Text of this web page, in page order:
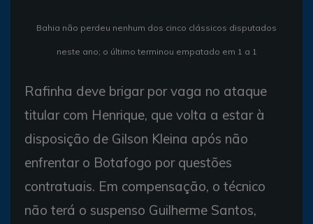
Bahia não perdeu nenhum dos cinco clássicos disputados
neste ano; o último terminou empatado em 1 a 1
Rafinha deve brigar por vaga no ataque
titular com Henrique, que volta a estar à
disposição de Gilson Kleina após não
enfrentar o Botafogo por questões
contratuais. Em compensação, o técnico
não terá o suspenso Guilherme Santos,